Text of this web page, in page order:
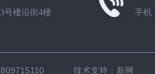
号楼沿街4楼
手机
809715110 技术支持：新网